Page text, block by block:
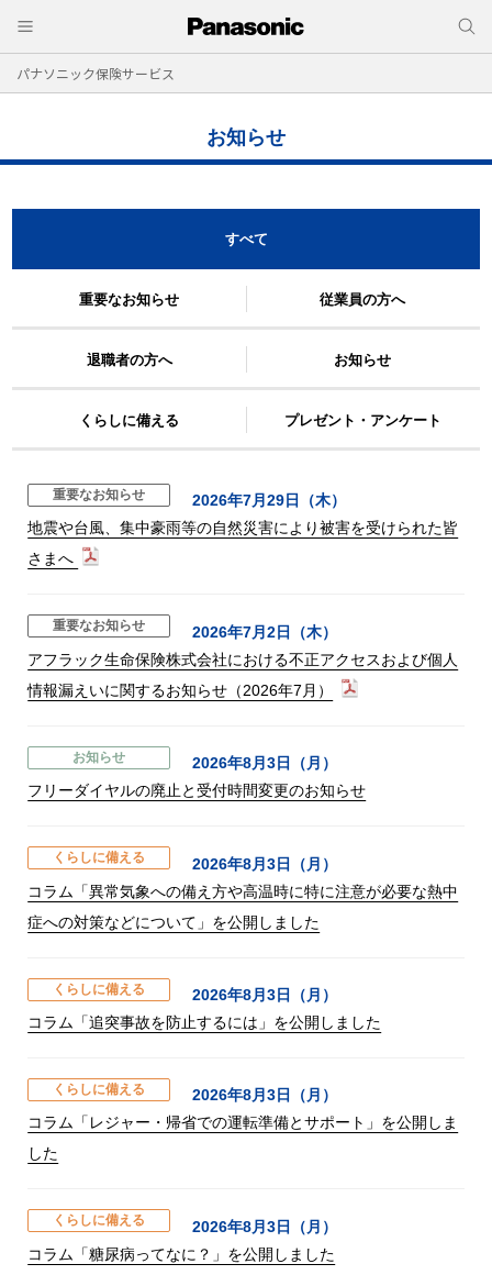
パナソニック保険サービス
お知らせ
すべて
重要なお知らせ 従業員の方へ
退職者の方へ お知らせ
くらしに備える プレゼント・アンケート
重要なお知らせ
2026年7月29日（木）
地震や台風、集中豪雨等の自然災害により被害を受けられた皆
さまへ
重要なお知らせ
2026年7月2日（木）
アフラック生命保険株式会社における不正アクセスおよび個人
情報漏えいに関するお知らせ（2026年7月）
お知らせ
2026年8月3日（月）
フリーダイヤルの廃止と受付時間変更のお知らせ
くらしに備える
2026年8月3日（月）
コラム「異常気象への備え方や高温時に特に注意が必要な熱中
症への対策などについて」を公開しました
くらしに備える
2026年8月3日（月）
コラム「追突事故を防止するには」を公開しました
くらしに備える
2026年8月3日（月）
コラム「レジャー・帰省での運転準備とサポート」を公開しま
した
くらしに備える
2026年8月3日（月）
コラム「糖尿病ってなに？」を公開しました